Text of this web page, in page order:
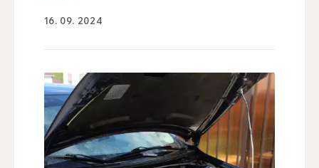
16. 09. 2024